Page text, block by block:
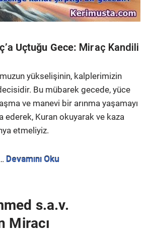
Uçtuğu Gece: Miraç Kandili
yükselişinin, kalplerimizin
Bu mübarek gecede, yüce
ve manevi bir arınma yaşamayı
ederek, Kuran okuyarak ve kaza
etmeliyiz.
Devamını Oku
s.a.v.
Miracı